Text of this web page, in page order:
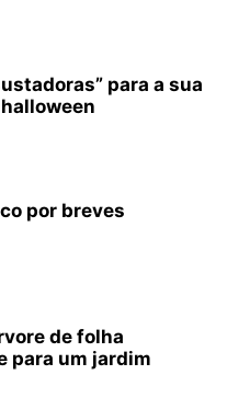
para a sua
por breves
de folha
para um jardim